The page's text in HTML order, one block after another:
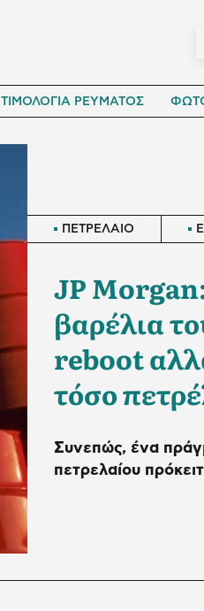
ΤΙΜΟΛΟΓΙΑ ΡΕΥΜΑΤΟΣ
ΠΕΤΡΕΛΑΙΟ
JP
βαρέλια
reboot
τόσο
Συνεπώς, ένα
πετρελαίου